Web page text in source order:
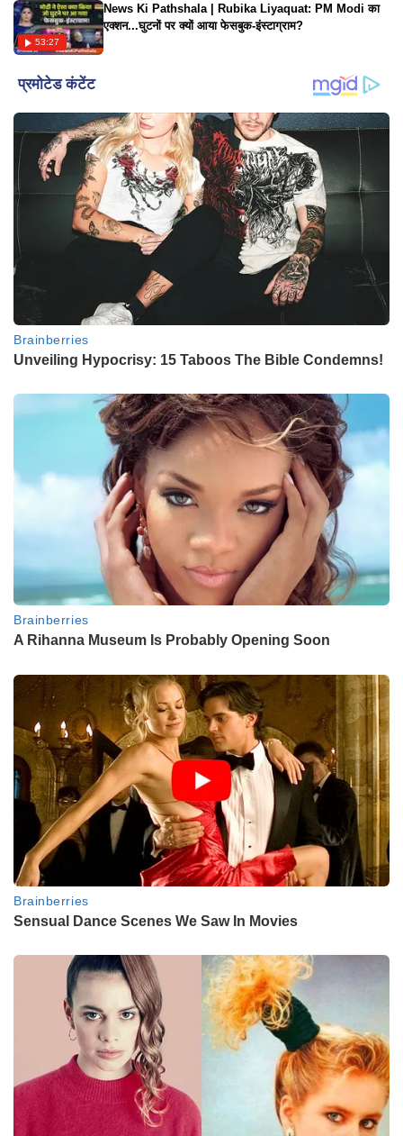
53:27
News Ki Pathshala | Rubika Liyaquat: PM Modi का
एक्शन...घुटनों पर क्यों आया फेसबुक-इंस्टाग्राम?